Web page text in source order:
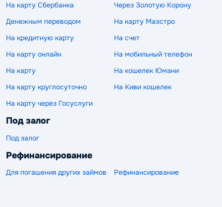
На карту Сбербанка
Через Золотую Корону
Денежным переводом
На карту Маэстро
На кредитную карту
На счет
На карту онлайн
На мобильный телефон
На карту
На кошелек Юмани
На карту круглосуточно
На Киви кошелек
На карту через Госуслуги
Под залог
Под залог
Рефинансирование
Для погашения других займов Рефинансирование